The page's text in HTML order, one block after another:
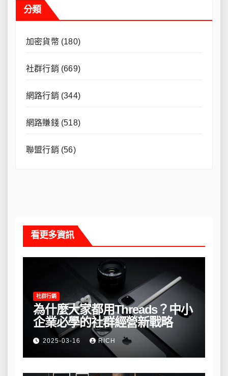
分類
加密貨幣(180)
社群行銷 (669)
網路行銷 (344)
網路賺錢(518)
聯盟行銷 (56)
看更多資訊
社群行銷
為什麼大家都用Threads？中小
企業必學的社群經營新戰略
2025-03-16 RICH